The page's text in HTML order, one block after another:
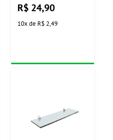
R$ 24,90
10x de R$ 2,49